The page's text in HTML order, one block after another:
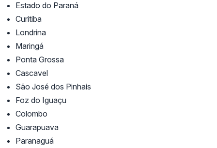
Estado do Paraná
Curitiba
Londrina
Maringá
Ponta Grossa
Cascavel
São José dos Pinhais
Foz do Iguaçu
Colombo
Guarapuava
Paranaguá